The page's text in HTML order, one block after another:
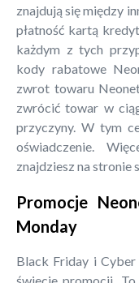
znajdują się między
płatność kartą
każdym z tych
kody rabatowe
zwrot towaru
zwrócić towar w
przyczyny. W tym
oświadczenie.
znajdziesz na stronie
Promocje
Monday
Black Friday i